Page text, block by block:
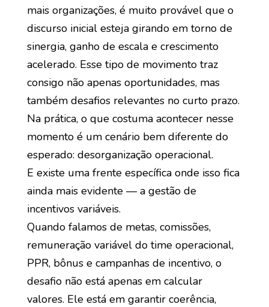
mais organizações, é muito provável que o
discurso inicial esteja girando em torno de
sinergia, ganho de escala e crescimento
acelerado. Esse tipo de movimento traz
consigo não apenas oportunidades, mas
também desafios relevantes no curto prazo.
Na prática, o que costuma acontecer nesse
momento é um cenário bem diferente do
esperado: desorganização operacional.
E existe uma frente específica onde isso fica
ainda mais evidente — a gestão de
incentivos variáveis.
Quando falamos de metas, comissões,
remuneração variável do time operacional,
PPR, bônus e campanhas de incentivo, o
desafio não está apenas em calcular
valores. Ele está em garantir coerência,